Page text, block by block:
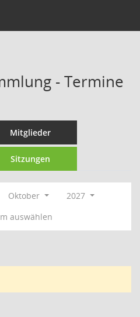
- Termine
Mitglieder
Sitzungen
Oktober
2027
auswählen